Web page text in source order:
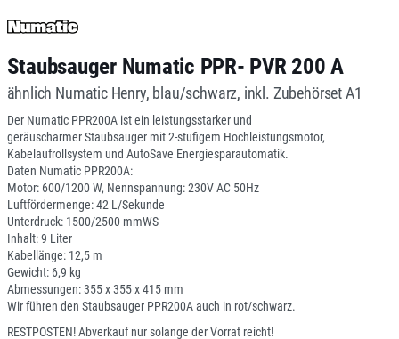
Staubsauger Numatic PPR- PVR 200 A
ähnlich Numatic Henry, blau/schwarz, inkl. Zubehörset A1
Der Numatic PPR200A ist ein leistungsstarker und
geräuscharmer Staubsauger mit 2-stufigem Hochleistungsmotor,
Kabelaufrollsystem und AutoSave Energiesparautomatik.
Daten Numatic PPR200A:
Motor: 600/1200 W, Nennspannung: 230V AC 50Hz
Luftfördermenge: 42 L/Sekunde
Unterdruck: 1500/2500 mmWS
Inhalt: 9 Liter
Kabellänge: 12,5 m
Gewicht: 6,9 kg
Abmessungen: 355 x 355 x 415 mm
Wir führen den Staubsauger PPR200A auch in rot/schwarz.
RESTPOSTEN! Abverkauf nur solange der Vorrat reicht!